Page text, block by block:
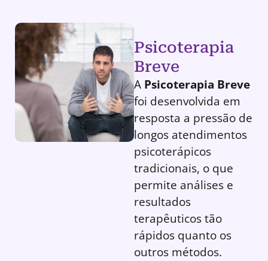
Psicoterapia
Breve
A Psicoterapia Breve
foi desenvolvida em
resposta a pressão de
longos atendimentos
psicoterápicos
tradicionais, o que
permite análises e
resultados
terapêuticos tão
rápidos quanto os
outros métodos.